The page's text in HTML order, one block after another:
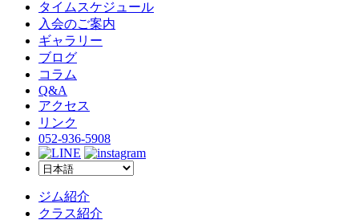
タイムスケジュール
入会のご案内
ギャラリー
ブログ
コラム
Q&A
アクセス
リンク
052-936-5908
ジム紹介
クラス紹介